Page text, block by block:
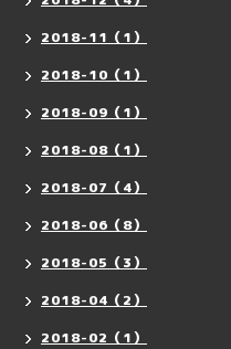
2018-11（1）
2018-10（1）
2018-09（1）
2018-08（1）
2018-07（4）
2018-06（8）
2018-05（3）
2018-04（2）
2018-02（1）